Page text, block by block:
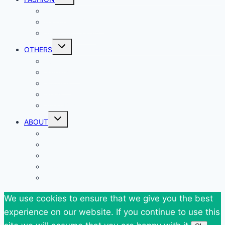
OTHERS
Toggle
ABOUT
Toggle
We use cookies to ensure that we give you the best
experience on our website. If you continue to use this